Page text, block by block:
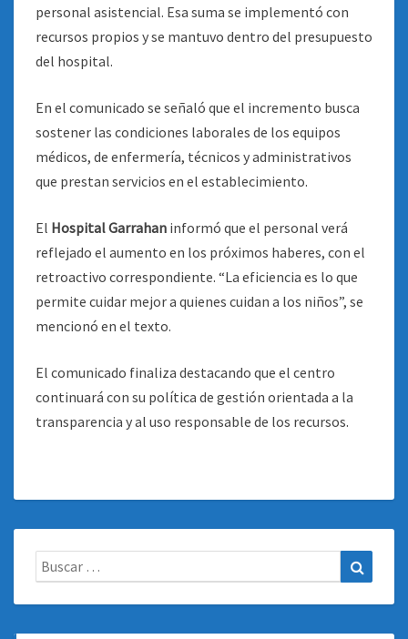
personal asistencial. Esa suma se implementó con
recursos propios y se mantuvo dentro del presupuesto
del hospital.
En el comunicado se señaló que el incremento busca
sostener las condiciones laborales de los equipos
médicos, de enfermería, técnicos y administrativos
que prestan servicios en el establecimiento.
El Hospital Garrahan informó que el personal verá
reflejado el aumento en los próximos haberes, con el
retroactivo correspondiente. “La eficiencia es lo que
permite cuidar mejor a quienes cuidan a los niños”, se
mencionó en el texto.
El comunicado finaliza destacando que el centro
continuará con su política de gestión orientada a la
transparencia y al uso responsable de los recursos.
Buscar: